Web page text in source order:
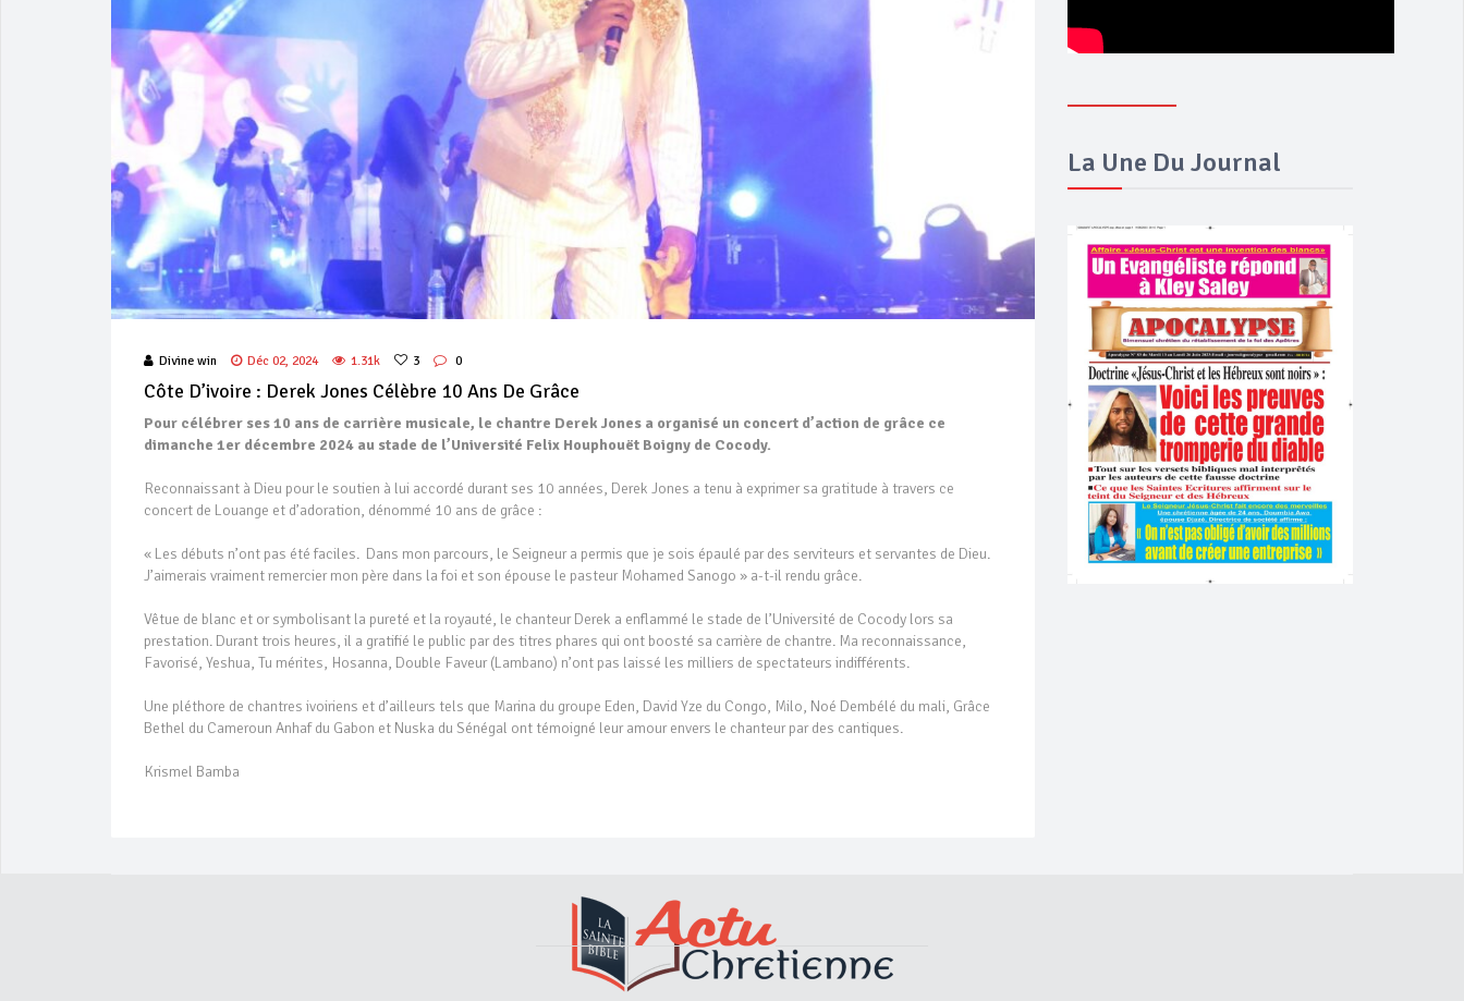
Divine win Déc 02, 2024 1.31k 3 0
Côte D’ivoire : Derek Jones Célèbre 10 Ans De Grâce
Pour célébrer ses 10 ans de carrière musicale, le chantre Derek Jones a organisé un concert d’action de grâce ce
dimanche 1er décembre 2024 au stade de l’Université Felix Houphouët Boigny de Cocody.
Reconnaissant à Dieu pour le soutien à lui accordé durant ses 10 années, Derek Jones a tenu à exprimer sa gratitude à travers ce
concert de Louange et d’adoration, dénommé 10 ans de grâce :
« Les débuts n’ont pas été faciles. Dans mon parcours, le Seigneur a permis que je sois épaulé par des serviteurs et servantes de Dieu.
J’aimerais vraiment remercier mon père dans la foi et son épouse le pasteur Mohamed Sanogo » a-t-il rendu grâce.
Vêtue de blanc et or symbolisant la pureté et la royauté, le chanteur Derek a enflammé le stade de l’Université de Cocody lors sa
prestation. Durant trois heures, il a gratifié le public par des titres phares qui ont boosté sa carrière de chantre. Ma reconnaissance,
Favorisé, Yeshua, Tu mérites, Hosanna, Double Faveur (Lambano) n’ont pas laissé les milliers de spectateurs indifférents.
Une pléthore de chantres ivoiriens et d’ailleurs tels que Marina du groupe Eden, David Yze du Congo, Milo, Noé Dembélé du mali, Grâce
Bethel du Cameroun Anhaf du Gabon et Nuska du Sénégal ont témoigné leur amour envers le chanteur par des cantiques.
Krismel Bamba
La Une Du Journal